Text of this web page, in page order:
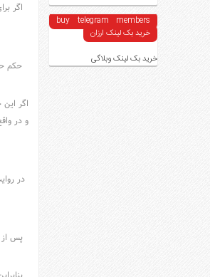
buy telegram members
خرید بک لینک ارزان
خرید بک لینک وبلاگی
اگر
حکم
اگر
و در
در
پس از